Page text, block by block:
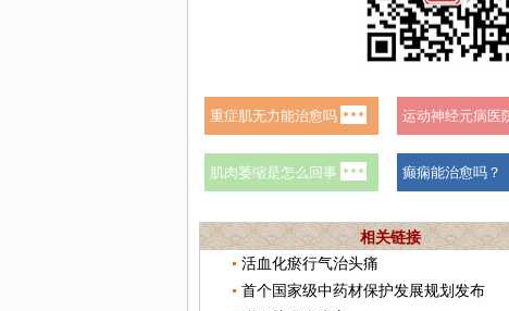
相关链接
活血化瘀行气治头痛
首个国家级中药材保护发展规划发布